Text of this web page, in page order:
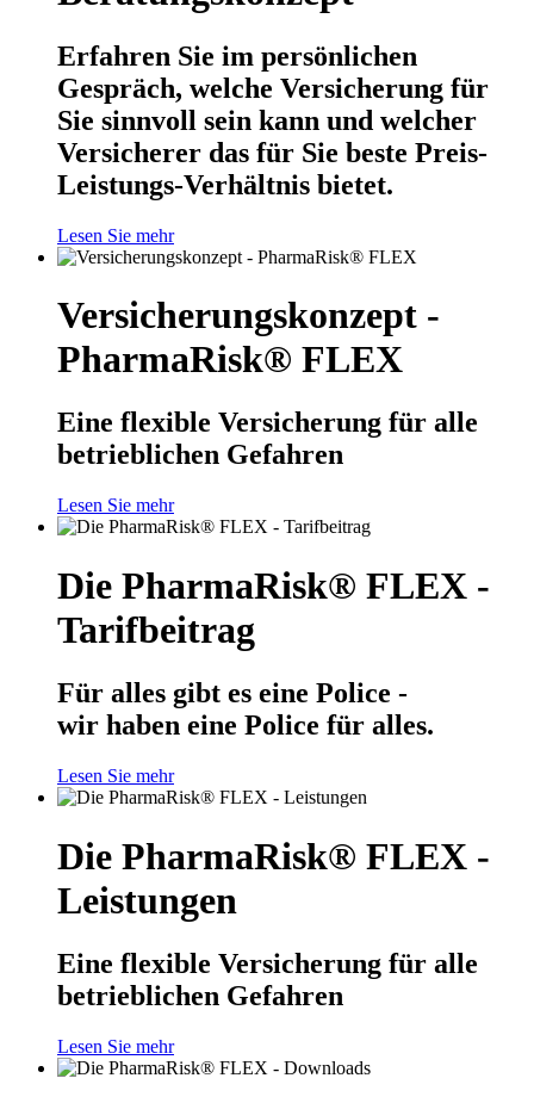
Erfahren Sie im persönlichen
Gespräch, welche Versicherung für
Sie sinnvoll sein kann und welcher
Versicherer das für Sie beste Preis-
Leistungs-Verhältnis bietet.
Lesen Sie mehr
Versicherungskonzept -
PharmaRisk® FLEX
Eine flexible Versicherung für alle
betrieblichen Gefahren
Lesen Sie mehr
Die PharmaRisk® FLEX -
Tarifbeitrag
Für alles gibt es eine Police -
wir haben eine Police für alles.
Lesen Sie mehr
Die PharmaRisk® FLEX -
Leistungen
Eine flexible Versicherung für alle
betrieblichen Gefahren
Lesen Sie mehr